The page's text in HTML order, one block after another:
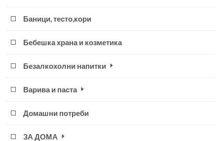
Баници, тесто,кори
Бебешка храна и козметика
Безалкохолни напитки
Варива и паста
Домашни потреби
ЗА ДОМА